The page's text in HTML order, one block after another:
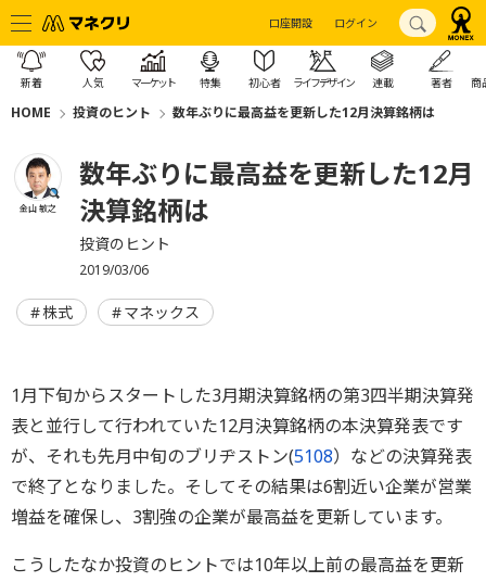
口座開設 ログイン
新着 人気 マーケット 特集 初心者 ライフデザイン 連載 著者 商
HOME 投資のヒント 数年ぶりに最高益を更新した12月決算銘柄は
金山 敏之
数年ぶりに最高益を更新した12月
決算銘柄は
投資のヒント
2019/03/06
株式 マネックス
1月下旬からスタートした3月期決算銘柄の第3四半期決算発
表と並行して行われていた12月決算銘柄の本決算発表です
が、それも先月中旬のブリヂストン(5108）などの決算発表
で終了となりました。そしてその結果は6割近い企業が営業
増益を確保し、3割強の企業が最高益を更新しています。
こうしたなか投資のヒントでは10年以上前の最高益を更新